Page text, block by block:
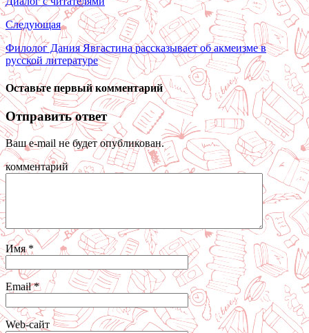
Следующая
Филолог Дания Явгастина рассказывает об акмеизме в
русской литературе
Оставьте первый комментарий
Отправить ответ
Ваш e-mail не будет опубликован.
комментарий
Имя*
Email*
Web-сайт